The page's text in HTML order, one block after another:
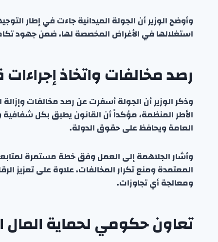
وأوضح الوزير أن الجولة الميدانية جاءت في إطار
استغلالها في الأغراض المخصصة لها، ضمن جهود
رصد مخالفات واتخاذ إجراءات
وذكر الوزير أن الجولة أسفرت عن رصد مخالفات وإزالة
الأطر المنظمة، مؤكداً أن القانون يطبق بكل
العامة ويحافظ على حقوق الدولة.
وأشار الجلاهمة إلى العمل وفق خطة مستمرة لمتابعة
المعتمدة ومنع تكرار المخالفات، علاوة على تعزيز
ومعالجة أي تجاوزات.
تعاون حكومي لحماية المال